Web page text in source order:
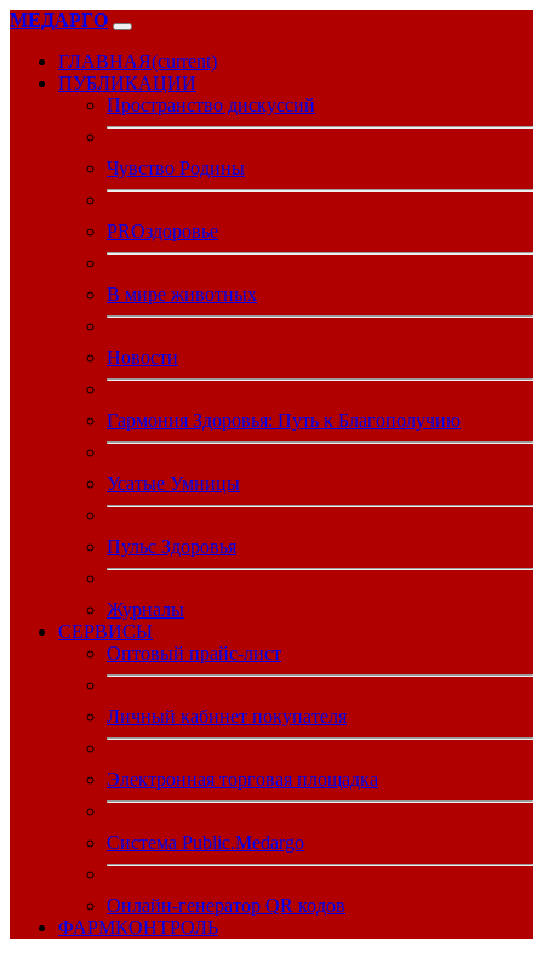
МЕДАРГО
ГЛАВНАЯ(current)
ПУБЛИКАЦИИ
Пространство дискуссий
Чувство Родины
PROздоровье
В мире животных
Новости
Гармония Здоровья: Путь к Благополучию
Усатые Умницы
Пульс Здоровья
Журналы
CЕРВИСЫ
Оптовый прайс-лист
Личный кабинет покупателя
Электронная торговая площадка
Система Public.Medargo
Онлайн-генератор QR кодов
ФАРМКОНТРОЛЬ